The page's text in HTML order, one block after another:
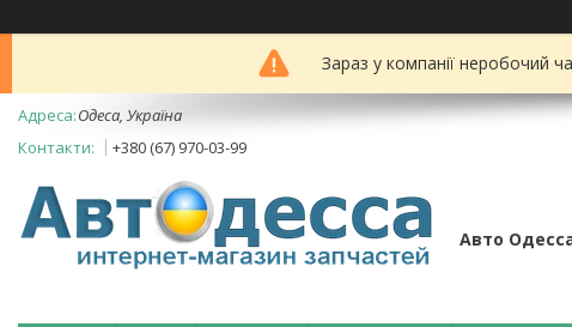
Зараз у компанії неробочий
Одеса, Україна
+380 (67) 970-03-99
Авто